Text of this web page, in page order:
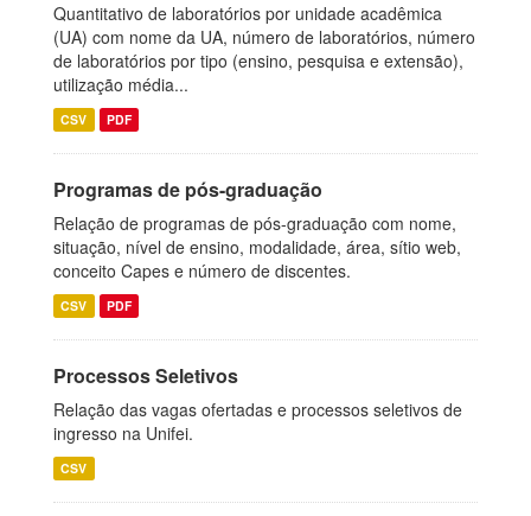
Quantitativo de laboratórios por unidade acadêmica
(UA) com nome da UA, número de laboratórios, número
de laboratórios por tipo (ensino, pesquisa e extensão),
utilização média...
CSV PDF
Programas de pós-graduação
Relação de programas de pós-graduação com nome,
situação, nível de ensino, modalidade, área, sítio web,
conceito Capes e número de discentes.
CSV PDF
Processos Seletivos
Relação das vagas ofertadas e processos seletivos de
ingresso na Unifei.
CSV